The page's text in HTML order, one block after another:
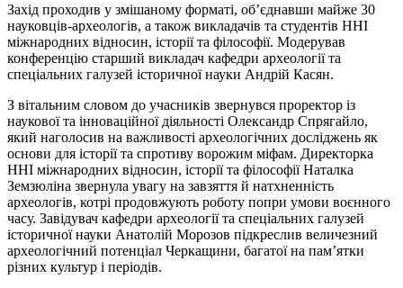
Захід проходив у змішаному форматі, об’єднавши майже 30
науковців-археологів, а також викладачів та студентів ННІ
міжнародних відносин, історії та філософії. Модерував
конференцію старший викладач кафедри археології та
спеціальних галузей історичної науки Андрій Касян.
З вітальним словом до учасників звернувся проректор із
наукової та інноваційної діяльності Олександр Спрягайло,
який наголосив на важливості археологічних досліджень як
основи для історії та спротиву ворожим міфам. Директорка
ННІ міжнародних відносин, історії та філософії Наталка
Земзюліна звернула увагу на завзяття й натхненність
археологів, котрі продовжують роботу попри умови воєнного
часу. Завідувач кафедри археології та спеціальних галузей
історичної науки Анатолій Морозов підкреслив величезний
археологічний потенціал Черкащини, багатої на пам’ятки
різних культур і періодів.